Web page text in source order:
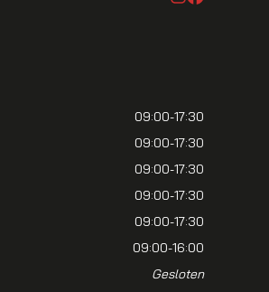
09:00-17:30
09:00-17:30
09:00-17:30
09:00-17:30
09:00-17:30
09:00-16:00
Gesloten